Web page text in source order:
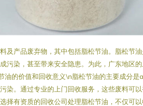
产品废弃物，其中包括脂松节油。脂松节
染，甚至带来安全隐患。为此，广东地区
的价值和回收意义\n脂松节油的主要成分
染。通过专业的上门回收服务，这些废料可
择有资质的回收公司处理脂松节油，不仅可